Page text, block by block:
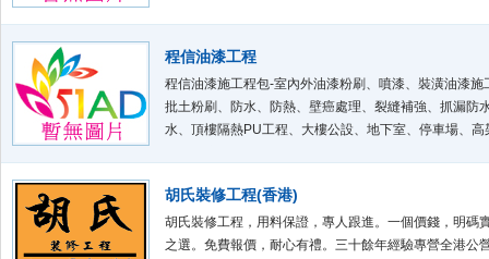
程信油漆工程
程信油漆施工程包-室內外油漆粉刷、噴漆、裝潢油漆施
批土粉刷、防水、防熱、壁癌處理、裂縫補強、抓漏防
水、頂樓隔熱PU工程、大樓公設、地下室、停車場、高
胡氏裝修工程(香港)
胡氏裝修工程，用料保證，專人跟進。一個價錢，明碼
之選。免費報價，耐心有禮。三十餘年經驗專營全港公